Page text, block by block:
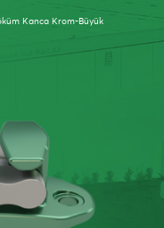
Kanca Krom-Büyük